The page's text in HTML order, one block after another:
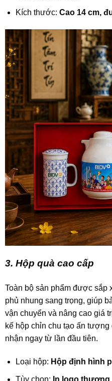
Kích thước: Cao 14 cm,
3. Hộp quà cao cấp
Toàn bộ sản phẩm được sắp
phủ nhung sang trọng, giúp
vận chuyển và nâng cao giá
kế hộp chỉn chu tạo ấn
nhận ngay từ lần đầu tiên.
Loại hộp: Hộp định hình
Tùy chọn: In logo thương